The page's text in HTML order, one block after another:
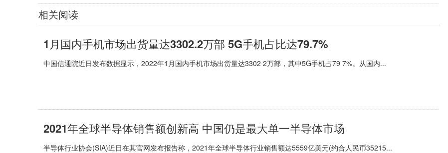
相关阅读
1月国内手机市场出货量达3302.2万部 5G手机占比达79.7%
中国信通院近日发布数据显示，2022年1月国内手机市场出货量达3302 2万部，其中5G手机占79 7%。从国内...
2021年全球半导体销售额创新高 中国仍是最大单一半导体市场
半导体行业协会(SIA)近日在其官网发布报告称，2021年全球半导体行业销售额达5559亿美元(约合人民币35215...